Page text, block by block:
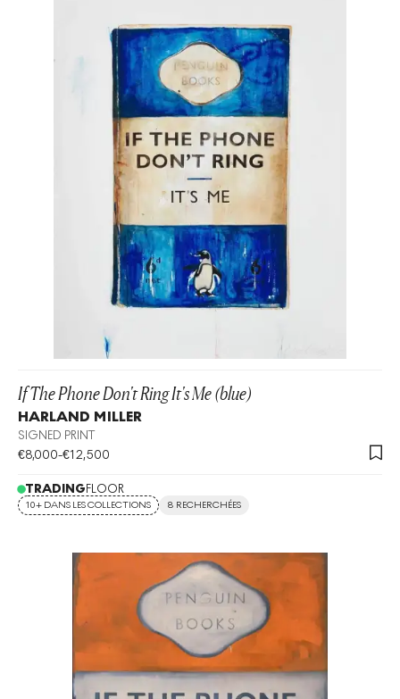
If The Phone Don't Ring It's Me (blue)
HARLAND MILLER
SIGNED PRINT
€8,000-€12,500
TRADINGFLOOR
10+ DANS LES COLLECTIONS 8 RECHERCHÉES